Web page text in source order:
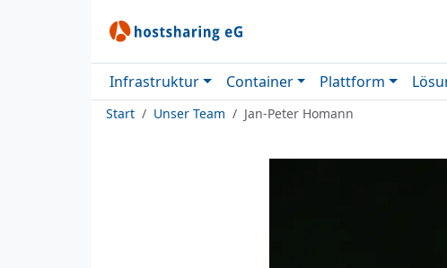
Infrastruktur Container Plattform
Start Unser Team Jan-Peter Homann